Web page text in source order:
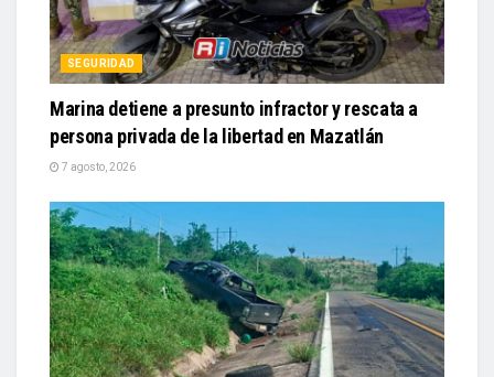
SEGURIDAD
Marina detiene a presunto infractor y rescata a
persona privada de la libertad en Mazatlán
7 agosto, 2026